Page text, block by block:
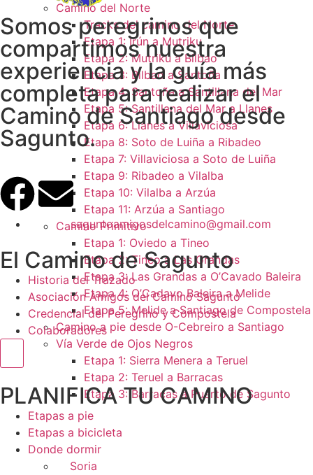
Camino del Norte
Tracks del camino del Norte
Etapa 1: Irún a Mutriku
Etapa 2: Mutriku a Bilbao
Etapa 3: Bilbao a Santoña
Etapa 4: Santoña a Santillana del Mar
Etapa 5: Santillana del Mar a Llanes
Etapa 6: Llanes a Villaviciosa
Etapa 8: Soto de Luiña a Ribadeo
Etapa 7: Villaviciosa a Soto de Luiña
Etapa 9: Ribadeo a Vilalba
Etapa 10: Vilalba a Arzúa
Etapa 11: Arzúa a Santiago
Camino Primitivo
Etapa 1: Oviedo a Tineo
Etapa 2: Tineo a Las Grandas
Etapa 3: Las Grandas a O’Cavado Baleira
Etapa 4: O’Cadavo Baleira a Melide
Etapa 5: Melide a Santiago de Compostela
Camino a pie desde O-Cebreiro a Santiago
Vía Verde de Ojos Negros
Etapa 1: Sierra Menera a Teruel
Etapa 2: Teruel a Barracas
Etapa 3: Barracas a Puerto de Sagunto
Somos peregrinos que
compartimos nuestra
experiencia y la guía más
completa para realizar el
Camino de Santiago desde
Sagunto.
saguntoamigosdelcamino@gmail.com
El Camino de Sagunto
Historia del Trazado
Asociación Amigos del Camino Sagunto
Credencial del Peregrino y Compostela
Colaboradores
Menú conmutador hamburguesa
PLANIFICA TU CAMINO
Etapas a pie
Etapas a bicicleta
Donde dormir
Soria